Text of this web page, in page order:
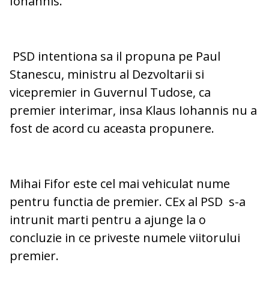
PSD intentiona sa il propuna pe Paul
Stanescu, ministru al Dezvoltarii si
vicepremier in Guvernul Tudose, ca
premier interimar, insa Klaus Iohannis nu a
fost de acord cu aceasta propunere.
Mihai Fifor este cel mai vehiculat nume
pentru functia de premier. CEx al PSD s-a
intrunit marti pentru a ajunge la o
concluzie in ce priveste numele viitorului
premier.